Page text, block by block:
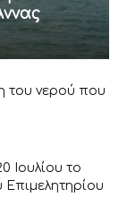
του νερού που
Ιουλίου το
Επιμελητηρίου